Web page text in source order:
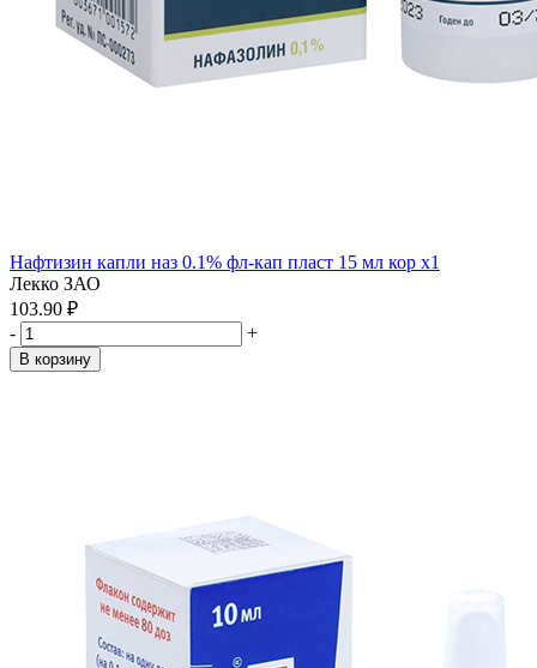
Нафтизин капли наз 0.1% фл-кап пласт 15 мл кор x1
Лекко ЗАО
103.90 ₽
-
+
В корзину